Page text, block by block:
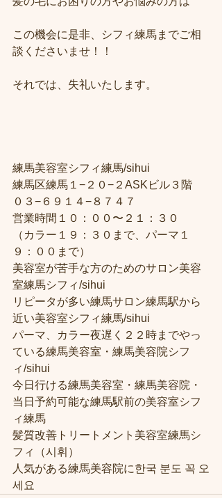
この機会に是非、シフィ練馬までご相
談くださいませ！！
それでは、失礼いたします。
練馬美容室シフィ練馬/sihui
練馬区練馬１−２０−２ASKビル３階
０３−６９１４−８７４７
営業時間１０：００〜２１：３０
（カラー１９：３０まで、パーマ１
９：００まで）
美容室が苦手な方のためのサロン美容
室練馬シフィ/sihui
リピータが多い練馬サロン練馬駅から
近い美容室シフィ練馬/sihui
パーマ、カラー夜遅く２２時までやっ
ている練馬美容室・練馬美容院シフ
ィ/sihui
今日行ける練馬美容室・練馬美容院・
当日予約可能な練馬駅前の美容室シフ
ィ練馬
髪質改善トリートメント美容室練馬シ
フィ（시휘）
人気がある練馬美容院に한국 분도 꼭 오
세요